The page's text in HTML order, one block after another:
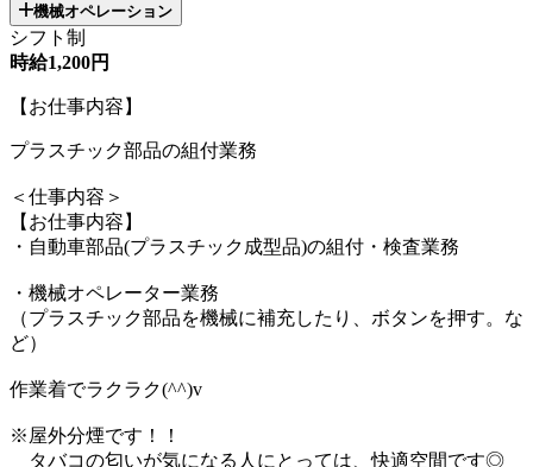
機械オペレーション
シフト制
時給1,200円
【お仕事内容】
プラスチック部品の組付業務
＜仕事内容＞
【お仕事内容】
・自動車部品(プラスチック成型品)の組付・検査業務
・機械オペレーター業務
（プラスチック部品を機械に補充したり、ボタンを押す。な
ど）
作業着でラクラク(^^)v
※屋外分煙です！！
タバコの匂いが気になる人にとっては、快適空間です◎